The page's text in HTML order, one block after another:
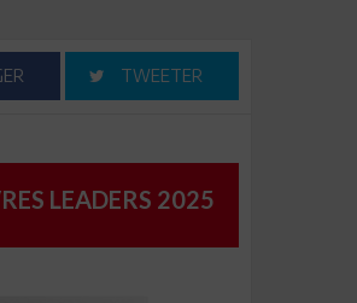
TWEETER
LEADERS 2025